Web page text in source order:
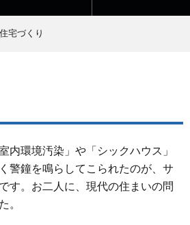
宅づくり
環境汚染」や「シックハウス」
警鐘を鳴らしてこられたのが、サ
す。お二人に、現代の住まいの問
。